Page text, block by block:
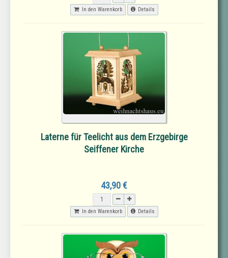
In den Warenkorb Details
Laterne für Teelicht aus dem Erzgebirge
Seiffener Kirche
43,90 €
In den Warenkorb Details